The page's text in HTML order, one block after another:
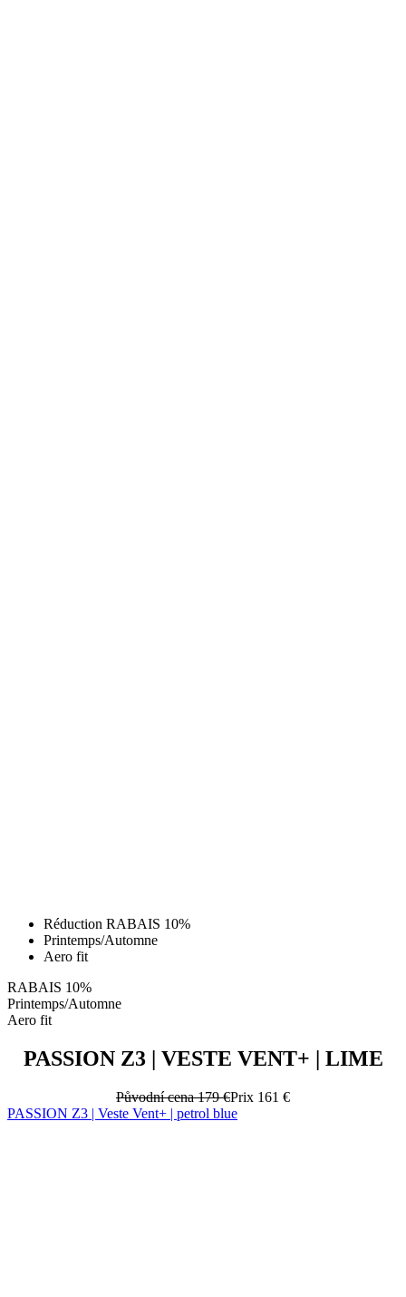
Réduction RABAIS 10%
Printemps/Automne
Aero fit
RABAIS 10%
Printemps/Automne
Aero fit
PASSION Z3 | VESTE VENT+ | LIME
Původní cena179 €Prix 161 €
PASSION Z3 | Veste Vent+ | petrol blue